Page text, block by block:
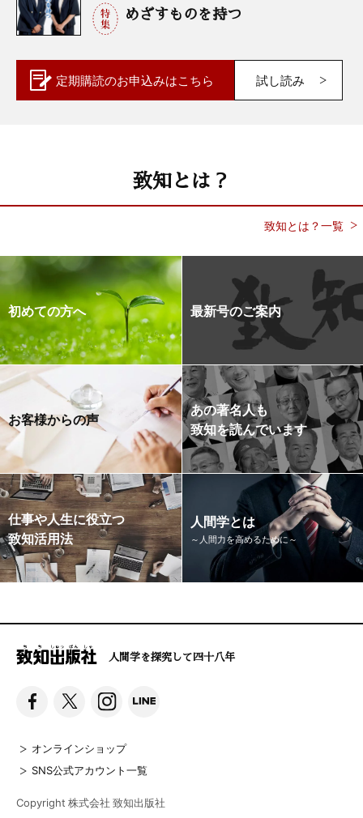
めざすものを持つ
定期購読のお申込みはこちら 試し読み
致知とは？
致知とは？一覧
初めての方へ 最新号のご案内
お客様からの声
あの著名人も
致知を読んでいます
仕事や人生に役立つ
致知活用法
人間学とは
～人間力を高めるために～
人間学を探究して四十八年
オンラインショップ
SNS公式アカウント一覧
Copyright 株式会社 致知出版社